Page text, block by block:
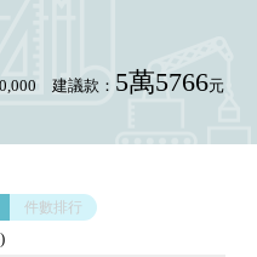
建議款： 5萬5766元
件數排行